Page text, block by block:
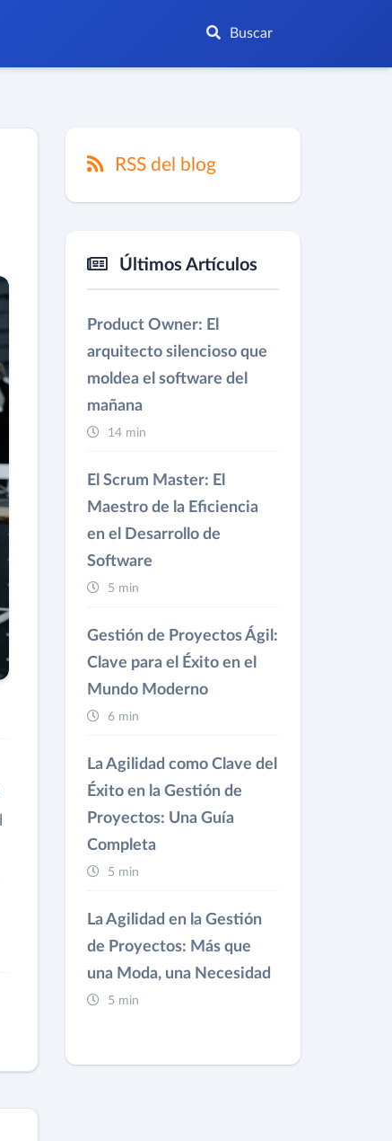
Buscar
RSS del blog
Últimos Artículos
Product Owner: El
arquitecto silencioso que
moldea el software del
mañana
14 min
El Scrum Master: El
Maestro de la Eficiencia
en el Desarrollo de
Software
5 min
Gestión de Proyectos Ágil:
Clave para el Éxito en el
Mundo Moderno
6 min
La Agilidad como Clave del
Éxito en la Gestión de
Proyectos: Una Guía
Completa
5 min
La Agilidad en la Gestión
de Proyectos: Más que
una Moda, una Necesidad
5 min